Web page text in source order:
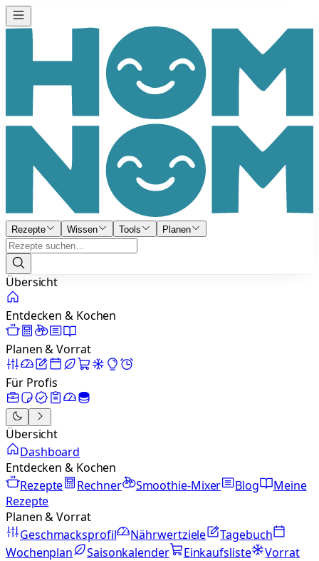
Rezepte Wissen Tools Planen
Übersicht
Entdecken & Kochen
Planen & Vorrat
Für Profis
Übersicht
Dashboard
Entdecken & Kochen
Rezepte
Rechner Smoothie-Mixer Blog
Meine
Rezepte
Planen & Vorrat
Geschmacksprofil
Nährwertziele
Tagebuch
Wochenplan
Saisonkalender Einkaufsliste
Vorrat